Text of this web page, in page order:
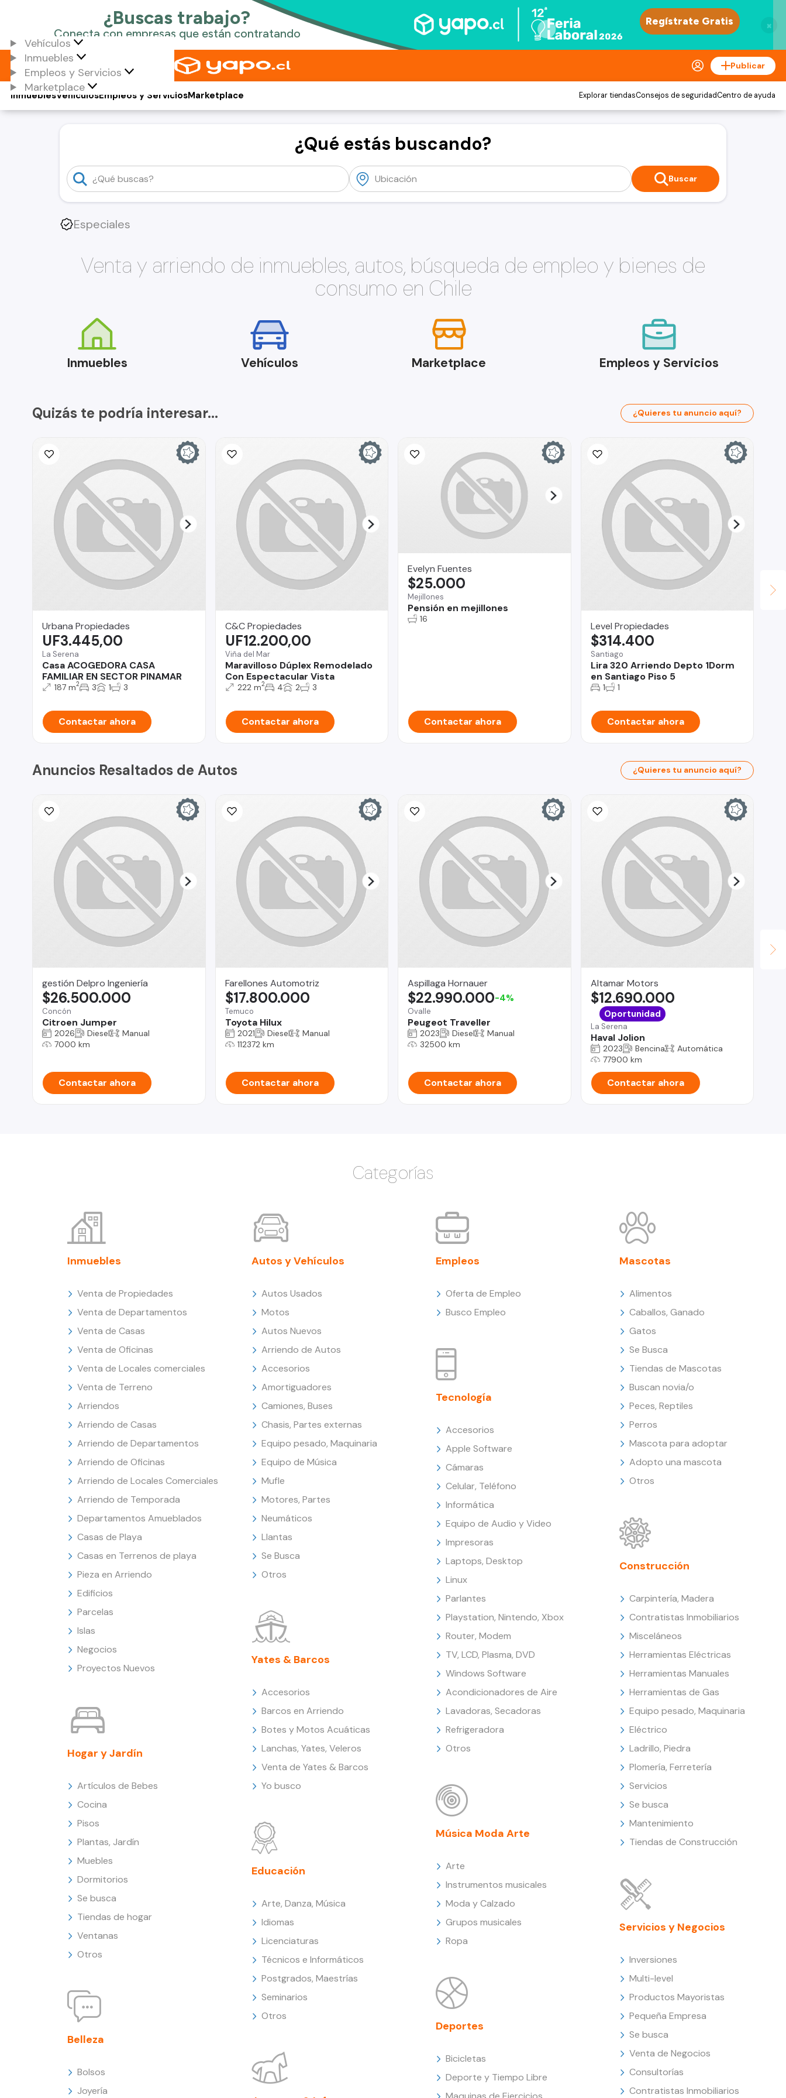
×
Vehículos
Inmuebles
Empleos y Servicios
Marketplace
Publicar
Vehículos
Inmuebles Empleos y ServiciosMarketplace Explorar tiendasConsejos de seguridadCentro de ayuda
¿Qué estás buscando?
Buscar
Especiales
Venta y arriendo de inmuebles, autos, búsqueda de empleo y bienes de
consumo en Chile
Inmuebles Vehículos Marketplace Empleos y Servicios
Quizás te podría interesar... ¿Quieres tu anuncio aquí?
Urbana Propiedades
La Serena
Casa ACOGEDORA CASA
FAMILIAR EN SECTOR PINAMAR
UF3.445,00
187 m2 3 1 3
Contactar ahora
C&C Propiedades
Viña del Mar
Maravilloso Dúplex Remodelado
Con Espectacular Vista
UF12.200,00
222 m2 4 2 3
Contactar ahora
Evelyn Fuentes
Mejillones
Pensión en mejillones
$25.000
16
Contactar ahora
Level Propiedades
Santiago
Lira 320 Arriendo Depto 1Dorm
en Santiago Piso 5
$314.400
1 1
Contactar ahora
Anuncios Resaltados de Autos ¿Quieres tu anuncio aquí?
gestión Delpro Ingeniería
Concón
Citroen Jumper
$26.500.000
2026 Diesel
Manual
7000 km
Contactar ahora
Farellones Automotriz
Temuco
Toyota Hilux
$17.800.000
2021 Diesel
Manual
112372 km
Contactar ahora
Aspillaga Hornauer
Ovalle
Peugeot Traveller
$22.990.000-4%
2023 Diesel
Manual
32500 km
Contactar ahora
Altamar Motors
La Serena
Haval Jolion
$12.690.000
Oportunidad
2023 Bencina
Automática
77900 km
Contactar ahora
La
Categorías
Inmuebles
Venta de Propiedades
Venta de Departamentos
Venta de Casas
Venta de Oficinas
Venta de Locales comerciales
Venta de Terreno
Arriendos
Arriendo de Casas
Arriendo de Departamentos
Arriendo de Oficinas
Arriendo de Locales Comerciales
Arriendo de Temporada
Departamentos Amueblados
Casas de Playa
Casas en Terrenos de playa
Pieza en Arriendo
Edificios
Parcelas
Islas
Negocios
Proyectos Nuevos
Hogar y Jardín
Artículos de Bebes
Cocina
Pisos
Plantas, Jardín
Muebles
Dormitorios
Se busca
Tiendas de hogar
Ventanas
Otros
Belleza
Bolsos
Joyería
Autos y Vehículos
Autos Usados
Motos
Autos Nuevos
Arriendo de Autos
Accesorios
Amortiguadores
Camiones, Buses
Chasis, Partes externas
Equipo pesado, Maquinaria
Equipo de Música
Mufle
Motores, Partes
Neumáticos
Llantas
Se Busca
Otros
Yates & Barcos
Accesorios
Barcos en Arriendo
Botes y Motos Acuáticas
Lanchas, Yates, Veleros
Venta de Yates & Barcos
Yo busco
Educación
Arte, Danza, Música
Idiomas
Licenciaturas
Técnicos e Informáticos
Postgrados, Maestrías
Seminarios
Otros
Empleos
Oferta de Empleo
Busco Empleo
Tecnología
Accesorios
Apple Software
Cámaras
Celular, Teléfono
Informática
Equipo de Audio y Video
Impresoras
Laptops, Desktop
Linux
Parlantes
Playstation, Nintendo, Xbox
Router, Modem
TV, LCD, Plasma, DVD
Windows Software
Acondicionadores de Aire
Lavadoras, Secadoras
Refrigeradora
Otros
Música Moda Arte
Arte
Instrumentos musicales
Moda y Calzado
Grupos musicales
Ropa
Deportes
Bicicletas
Deporte y Tiempo Libre
Mascotas
Alimentos
Caballos, Ganado
Gatos
Se Busca
Tiendas de Mascotas
Buscan novia/o
Peces, Reptiles
Perros
Mascota para adoptar
Adopto una mascota
Otros
Construcción
Carpintería, Madera
Contratistas Inmobiliarios
Misceláneos
Herramientas Eléctricas
Herramientas Manuales
Herramientas de Gas
Equipo pesado, Maquinaria
Eléctrico
Ladrillo, Piedra
Plomería, Ferretería
Servicios
Se busca
Mantenimiento
Tiendas de Construcción
Servicios y Negocios
Inversiones
Multi-level
Productos Mayoristas
Pequeña Empresa
Se busca
Venta de Negocios
Consultorías
Contratistas Inmobiliarios